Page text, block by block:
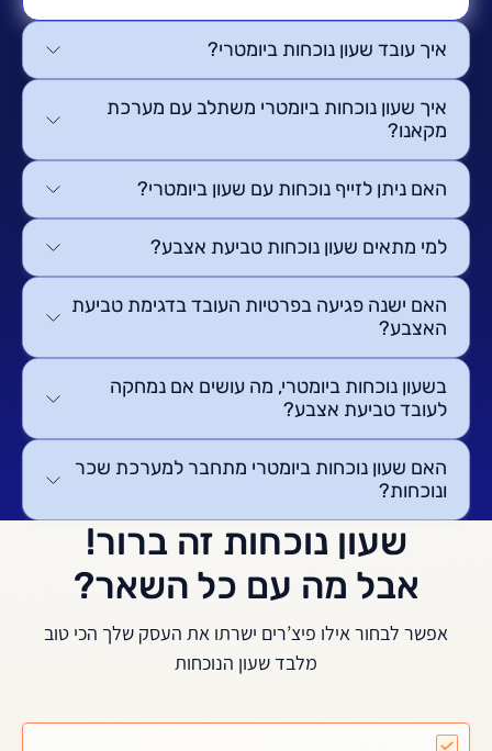
איך עובד שעון נוכחות ביומטרי?
איך שעון נוכחות ביומטרי משתלב עם מערכת
מקאנו?
האם ניתן לזייף נוכחות עם שעון ביומטרי?
למי מתאים שעון נוכחות טביעת אצבע?
האם ישנה פגיעה בפרטיות העובד בדגימת טביעת
האצבע?
בשעון נוכחות ביומטרי, מה עושים אם נמחקה
לעובד טביעת אצבע?
האם שעון נוכחות ביומטרי מתחבר למערכת שכר
ונוכחות?
שעון נוכחות זה ברור!
אבל מה עם כל השאר?
אפשר לבחור אילו פיצ’רים ישרתו את העסק שלך הכי טוב
מלבד שעון הנוכחות